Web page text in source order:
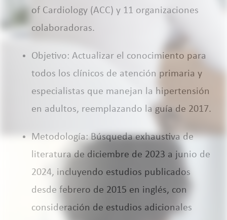
of Cardiology (ACC) y 11 organizaciones
colaboradoras.
Objetivo: Actualizar el conocimiento para
todos los clínicos de atención primaria y
especialistas que manejan la hipertensión
en adultos, reemplazando la guía de 2017.
Metodología: Búsqueda exhaustiva de
literatura de diciembre de 2023 a junio de
2024, incluyendo estudios publicados
desde febrero de 2015 en inglés, con
consideración de estudios adicionales